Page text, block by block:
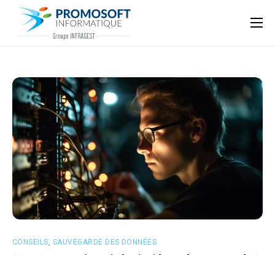
Qui sommes-nous ?
Nos ressources
Support
CONSEILS, SAUVEGARDE DES DONNÉES